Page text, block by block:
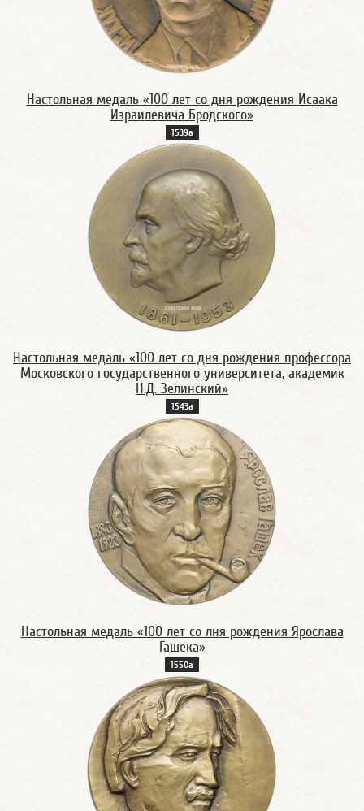
Настольная медаль «100 лет со дня рождения Исаака
Израилевича Бродского»
1539а
Настольная медаль «100 лет со дня рождения профессора
Московского государственного университета, академик
Н.Д. Зелинский»
1543а
Настольная медаль «100 лет со лня рождения Ярослава
Гашека»
1550а